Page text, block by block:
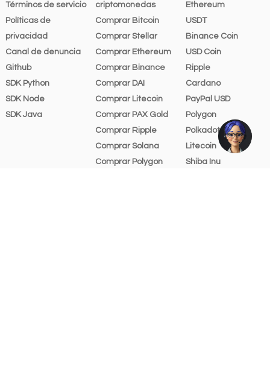
Términos de servicio
Políticas de
privacidad
Canal de denuncia
Github
SDK Python
SDK Node
SDK Java
criptomonedas
Comprar Bitcoin
Comprar Stellar
Comprar Ethereum
Comprar Binance
Comprar DAI
Comprar Litecoin
Comprar PAX Gold
Comprar Ripple
Comprar Solana
Comprar Polygon
Ethereum
USDT
Binance Coin
USD Coin
Ripple
Cardano
PayPal USD
Polygon
Polkadot
Litecoin
Shiba Inu